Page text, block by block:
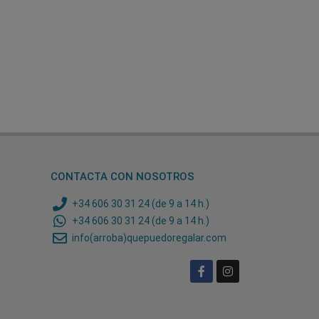
CONTACTA CON NOSOTROS
+34 606 30 31 24 (de 9 a 14 h.)
+34 606 30 31 24 (de 9 a 14 h.)
info(arroba)quepuedoregalar.com